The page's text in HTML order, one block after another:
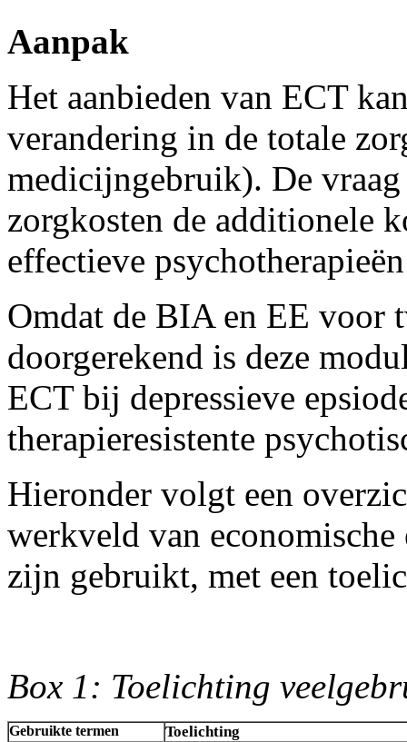
Aanpak
Het aanbieden van ECT
verandering in de totale
medicijngebruik). De
zorgkosten de additionele
effectieve
Omdat de BIA en EE voor
doorgerekend is deze
ECT bij depressieve
therapieresistente
Hieronder volgt een
werkveld van
zijn gebruikt, met een
Box 1: Toelichting
Gebruikte termen Toelichting